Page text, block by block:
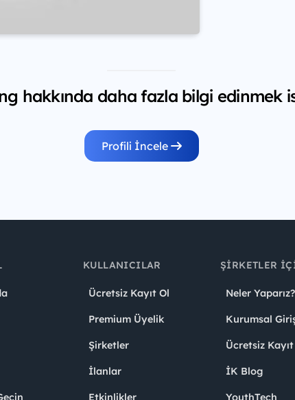
hakkında daha fazla bilgi edinmek
Profili İncele
KULLANICILAR
Ücretsiz Kayıt Ol
Premium Üyelik
Şirketler
İlanlar
Etkinlikler
ŞIRKETLER
Neler Yaparız?
Kurumsal
Ücretsiz Kayıt
İK Blog
YouthTech